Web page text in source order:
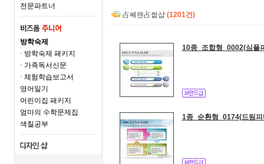
전문파트너
방학숙제
· 방학숙제 패키지
· 가족독서신문
· 체험학습보고서
영어일기
어린이집 패키지
엄마의 수학문제집
색칠공부
占쎄랜占썲샵 (1201건)
10종_조합형_0002(심플
1종_순환형_0174(드림피